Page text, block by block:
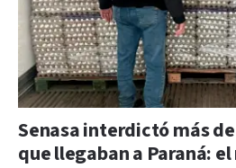
Senasa interdictó más
que llegaban a Paraná: